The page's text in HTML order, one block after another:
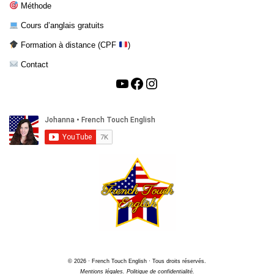
Méthode
Cours d’anglais gratuits
Formation à distance (CPF )
Contact
© 2026 · French Touch English · Tous droits réservés.
Mentions légales. Politique de confidentialité.